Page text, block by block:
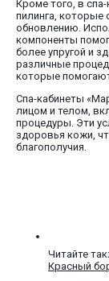
Кроме того, в
пилинга,
обновлению.
компоненты
более упругой и
различные
которые
Спа-кабинеты
лицом и телом,
процедуры. Эти
здоровья кожи,
благополучия.
Читайте
Красный